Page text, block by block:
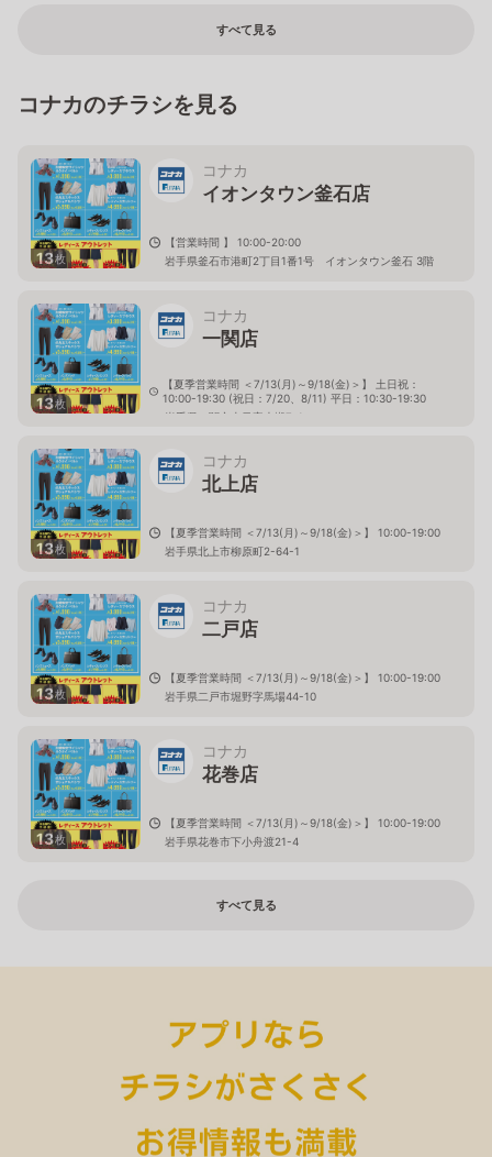
すべて見る
コナカのチラシを見る
13枚
コナカ
イオンタウン釜石店
【営業時間 】 10:00-20:00
岩手県釜石市港町2丁目1番1号 イオンタウン釜石 3階
13枚
コナカ
一関店
【夏季営業時間 ＜7/13(月)～9/18(金)＞】 土日祝：
10:00-19:30 (祝日：7/20、8/11) 平日：10:30-19:30
岩手県一関市山目字大槻7-1
13枚
コナカ
北上店
【夏季営業時間 ＜7/13(月)～9/18(金)＞】 10:00-19:00
岩手県北上市柳原町2-64-1
13枚
コナカ
二戸店
【夏季営業時間 ＜7/13(月)～9/18(金)＞】 10:00-19:00
岩手県二戸市堀野字馬場44-10
13枚
コナカ
花巻店
【夏季営業時間 ＜7/13(月)～9/18(金)＞】 10:00-19:00
岩手県花巻市下小舟渡21-4
すべて見る